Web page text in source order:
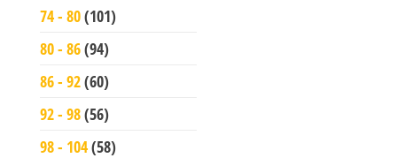
74 - 80(101)
80 - 86(94)
86 - 92(60)
92 - 98(56)
98 - 104(58)